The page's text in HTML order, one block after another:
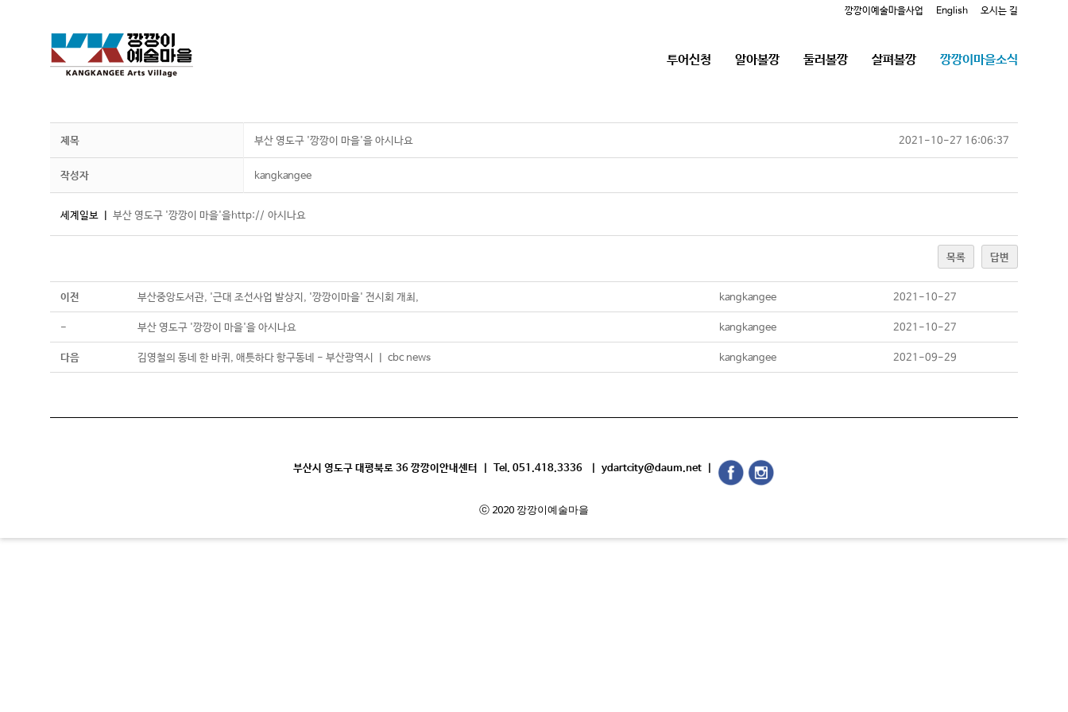
깡깡이예술마을사업 English 오시는 길
투어신청 알아볼깡 둘러볼깡 살펴볼깡 깡깡이마을소식
제목 부산 영도구 '깡깡이 마을'을 아시나요 2021-10-27 16:06:37
작성자 kangkangee
세계일보 ㅣ 부산 영도구 '깡깡이 마을'을http:// 아시나요
목록 답변
이전 부산중앙도서관, '근대 조선사업 발상지, '깡깡이마을' 전시회 개최, kangkangee 2021-10-27
- 부산 영도구 '깡깡이 마을'을 아시나요 kangkangee 2021-10-27
다음 김영철의 동네 한 바퀴, 애틋하다 항구동네 - 부산광역시 ㅣ cbc news kangkangee 2021-09-29
부산시 영도구 대평북로 36 깡깡이안내센터 | Tel. 051.418.3336 | ydartcity@daum.net |
ⓒ 2020 깡깡이예술마을